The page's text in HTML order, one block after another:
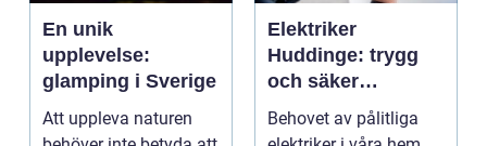
En unik
upplevelse:
glamping i Sverige
Att uppleva naturen
Elektriker
Huddinge: trygg
och säker
elinstallation
Behovet av pålitliga